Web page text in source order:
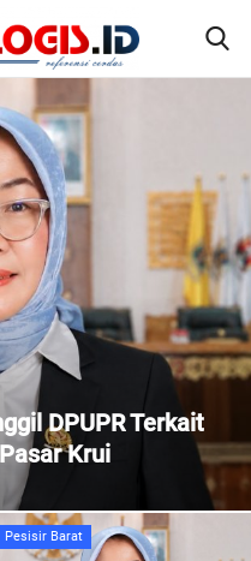
Ngaben Massal
Kagum dengan
Pesisir Barat